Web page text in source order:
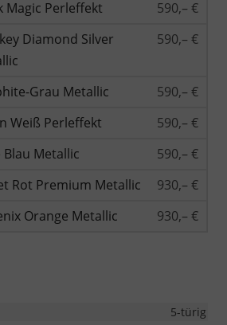
Magic Perleffekt 590,– €
Diamond Silver
590,– €
Grau Metallic 590,– €
Weiß Perleffekt 590,– €
Blau Metallic 590,– €
Rot Premium Metallic 930,– €
Orange Metallic 930,– €
5-türig